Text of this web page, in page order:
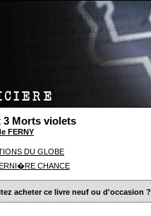
3 Morts violets
FERNY
DU GLOBE
CHANCE
acheter ce livre neuf ou d'occasion ?